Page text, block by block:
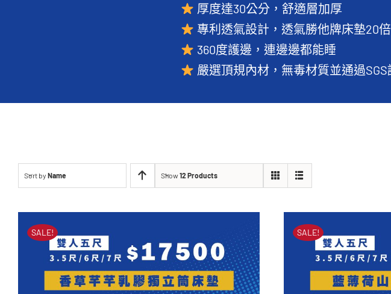
厚度達30公分，舒適層加厚
專利透氣設計，透氣勝他牌床墊20倍
360度護邊，連邊邊都能睡
嚴選頂規內材，無毒材質並通過
Sort by Name Show12 Products
SALE! SALE!